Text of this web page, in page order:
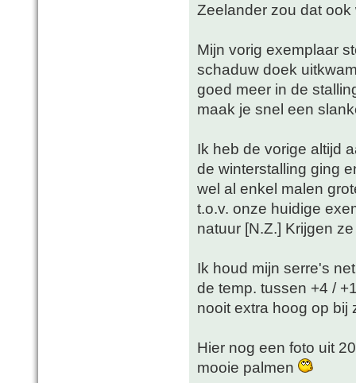
Zeelander zou dat
Mijn vorig exemplaar
schaduw doek
goed meer in de
maak je snel een
Ik heb de vorige altijd
de winterstalling ging
wel al enkel malen
t.o.v. onze huidige
natuur [N.Z.] Krijgen
Ik houd mijn serre's
de temp. tussen +4 /
nooit extra hoog op bij
Hier nog een foto uit
mooie palmen